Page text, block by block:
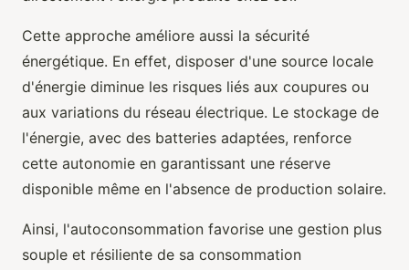
Cette approche améliore aussi la sécurité
énergétique. En effet, disposer d'une source locale
d'énergie diminue les risques liés aux coupures ou
aux variations du réseau électrique. Le stockage de
l'énergie, avec des batteries adaptées, renforce
cette autonomie en garantissant une réserve
disponible même en l'absence de production solaire.
Ainsi, l'autoconsommation favorise une gestion plus
souple et résiliente de sa consommation